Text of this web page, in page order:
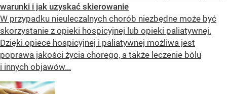
warunki i jak uzyskać skierowanie
W przypadku nieuleczalnych chorób niezbędne może być
skorzystanie z opieki hospicyjnej lub opieki paliatywnej.
Dzięki opiece hospicyjnej i paliatywnej możliwa jest
poprawa jakości życia chorego, a także leczenie bólu
i innych objawów...